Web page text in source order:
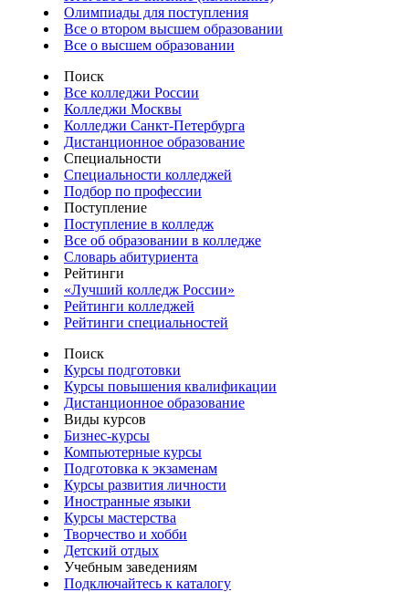
Олимпиады для поступления
Все о втором высшем образовании
Все о высшем образовании
Поиск
Все колледжи России
Колледжи Москвы
Колледжи Санкт-Петербурга
Дистанционное образование
Специальности
Специальности колледжей
Подбор по профессии
Поступление
Поступление в колледж
Все об образовании в колледже
Словарь абитуриента
Рейтинги
«Лучший колледж России»
Рейтинги колледжей
Рейтинги специальностей
Поиск
Курсы подготовки
Курсы повышения квалификации
Дистанционное образование
Виды курсов
Бизнес-курсы
Компьютерные курсы
Подготовка к экзаменам
Курсы развития личности
Иностранные языки
Курсы мастерства
Творчество и хобби
Детский отдых
Учебным заведениям
Подключайтесь к каталогу